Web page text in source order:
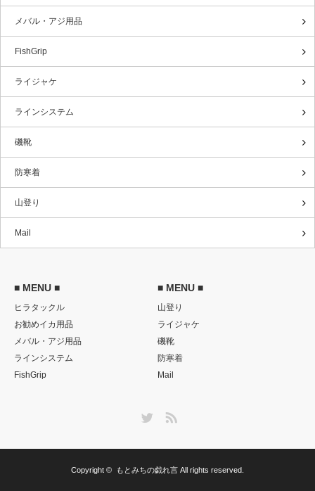
メバル・アジ用品
FishGrip
ライジャケ
ラインシステム
磯靴
防寒着
山登り
Mail
■ MENU ■
ヒラタックル
お勧めイカ用品
メバル・アジ用品
ラインシステム
FishGrip
■ MENU ■
山登り
ライジャケ
磯靴
防寒着
Mail
Copyright © もとみちの戯れ言 All rights reserved.